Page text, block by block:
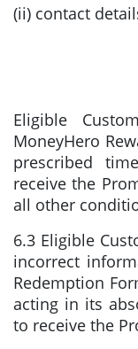
(ii) contact
Eligible
MoneyHero
prescribed
receive the
all other
6.3 Eligible
incorrect
Redemption
acting in its
to receive the